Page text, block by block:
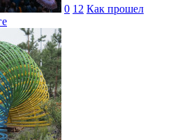
0 12 Как прошел